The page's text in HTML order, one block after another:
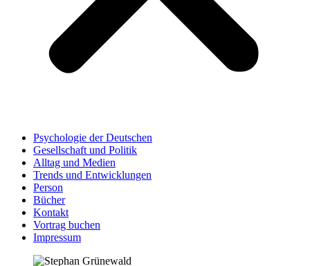
Psychologie der Deutschen
Gesellschaft und Politik
Alltag und Medien
Trends und Entwicklungen
Person
Bücher
Kontakt
Vortrag buchen
Impressum